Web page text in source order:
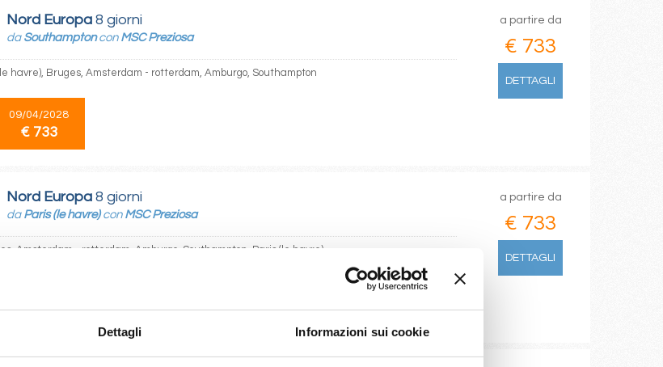
Dettagli Informazioni sui cookie
Nord Europa 8 giorni
da Southamptoncon MSC Preziosa
havre), Bruges, Amsterdam - rotterdam, Amburgo, Southampton
09/04/2028
€ 733
a partire da
€ 733
DETTAGLI
Nord Europa 8 giorni
da Paris (le havre)con MSC Preziosa
Amsterdam - rotterdam, Amburgo, Southampton, Paris (le havre)
€ 733
a partire da
€ 733
DETTAGLI